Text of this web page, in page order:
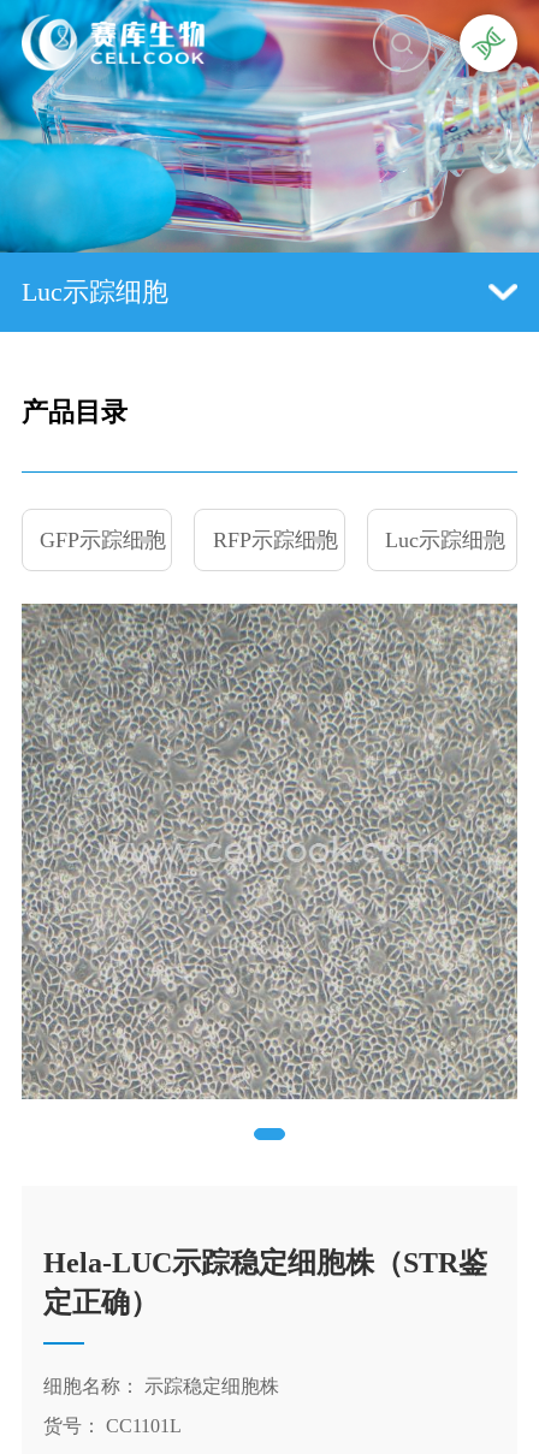
Luc示踪细胞
产品目录
GFP示踪细胞 RFP示踪细胞 Luc示踪细胞
Hela-LUC示踪稳定细胞株（STR鉴
定正确）
细胞名称： 示踪稳定细胞株
货号： CC1101L